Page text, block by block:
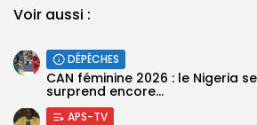
Voir aussi :
DÉPÊCHES
‎CAN féminine 2026 : le Nigeria
surprend encore...
APS-TV